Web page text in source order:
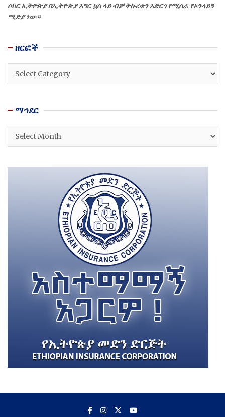
ሶከር ኢትዮጵያ በኢትዮጵያ እግር ኳስ ላይ ብቻ ትኩረቱን አድርጎ የሚሰራ የኦንላይን
ሚድያ ነው።
ዘርፎች
ዘርፎች
ማኅደር
ማኅደር